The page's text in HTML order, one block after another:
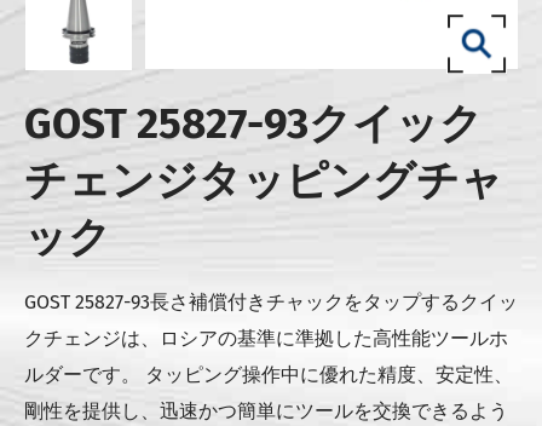
GOST 25827-93クイック
チェンジタッピングチャ
ック
GOST 25827-93長さ補償付きチャックをタップするクイッ
クチェンジは、ロシアの基準に準拠した高性能ツールホ
ルダーです。 タッピング操作中に優れた精度、安定性、
剛性を提供し、迅速かつ簡単にツールを交換できるよう